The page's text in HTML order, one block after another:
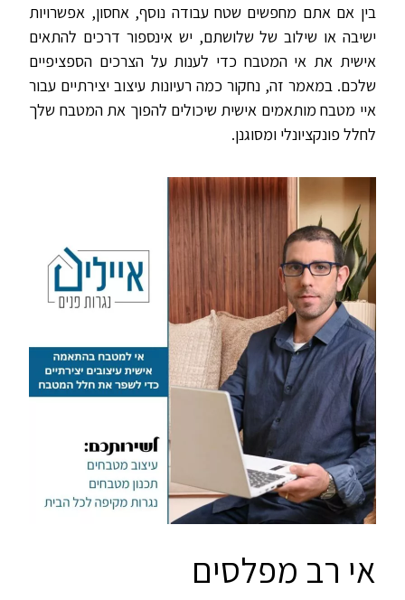
בין אם אתם מחפשים שטח עבודה נוסף, אחסון, אפשרויות
ישיבה או שילוב של שלושתם, יש אינספור דרכים להתאים
אישית את אי המטבח כדי לענות על הצרכים הספציפיים
שלכם. במאמר זה, נחקור כמה רעיונות עיצוב יצירתיים עבור
איי מטבח מותאמים אישית שיכולים להפוך את המטבח שלך
לחלל פונקציונלי ומסוגנן.
אי רב מפלסים